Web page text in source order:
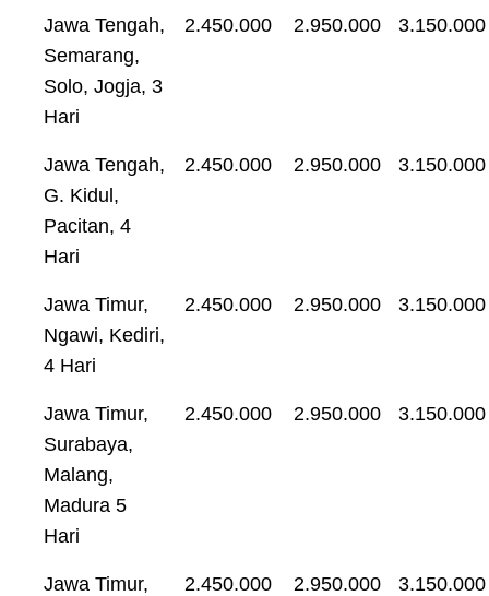
Jawa Tengah,
Semarang,
Solo, Jogja, 3
Hari
2.450.000 2.950.000 3.150.000
Jawa Tengah,
G. Kidul,
Pacitan, 4
Hari
2.450.000 2.950.000 3.150.000
Jawa Timur,
Ngawi, Kediri,
4 Hari
2.450.000 2.950.000 3.150.000
Jawa Timur,
Surabaya,
Malang,
Madura 5
Hari
2.450.000 2.950.000 3.150.000
Jawa Timur,
2.450.000 2.950.000 3.150.000